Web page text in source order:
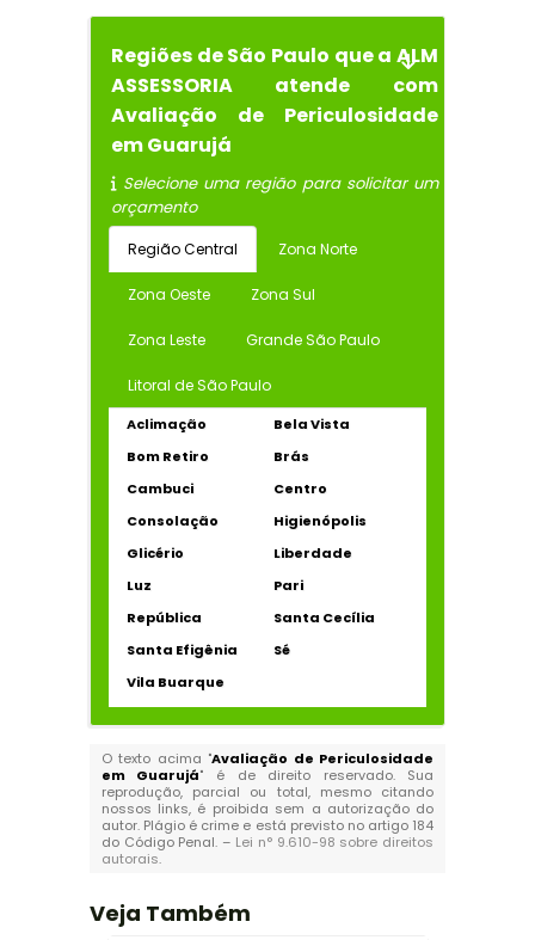
Regiões de São Paulo que a ALM
ASSESSORIA atende com
Avaliação de Periculosidade
em Guarujá
Selecione uma região para solicitar um
orçamento
Região Central Zona Norte
Zona Oeste Zona Sul
Zona Leste Grande São Paulo
Litoral de São Paulo
Aclimação
Bela Vista
Bom Retiro
Brás
Cambuci
Centro
Consolação
Higienópolis
Glicério
Liberdade
Luz
Pari
República
Santa Cecília
Santa Efigênia
Sé
Vila Buarque
O texto acima "Avaliação de Periculosidade
em Guarujá" é de direito reservado. Sua
reprodução, parcial ou total, mesmo citando
nossos links, é proibida sem a autorização do
autor. Plágio é crime e está previsto no artigo 184
do Código Penal. – Lei n° 9.610-98 sobre direitos
autorais.
Veja Também